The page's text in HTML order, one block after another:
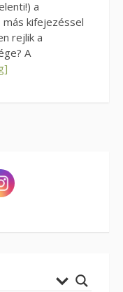
a
más kifejezéssel
rejlik a
A